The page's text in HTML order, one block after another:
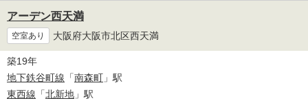
アーデン西天満
空室あり 大阪府大阪市北区西天満
築19年
地下鉄谷町線 「南森町 」駅
東西線 「北新地 」駅